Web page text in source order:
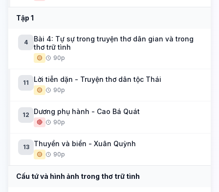
Tập 1
4
Bài 4: Tự sự trong truyện thơ dân gian và trong
thơ trữ tình
🟡 90p
11 Lời tiễn dặn - Truyện thơ dân tộc Thái
🟡 90p
12 Dương phụ hành - Cao Bá Quát
🔴 90p
13 Thuyền và biển - Xuân Quỳnh
🟡 90p
Cấu tứ và hình ảnh trong thơ trữ tình